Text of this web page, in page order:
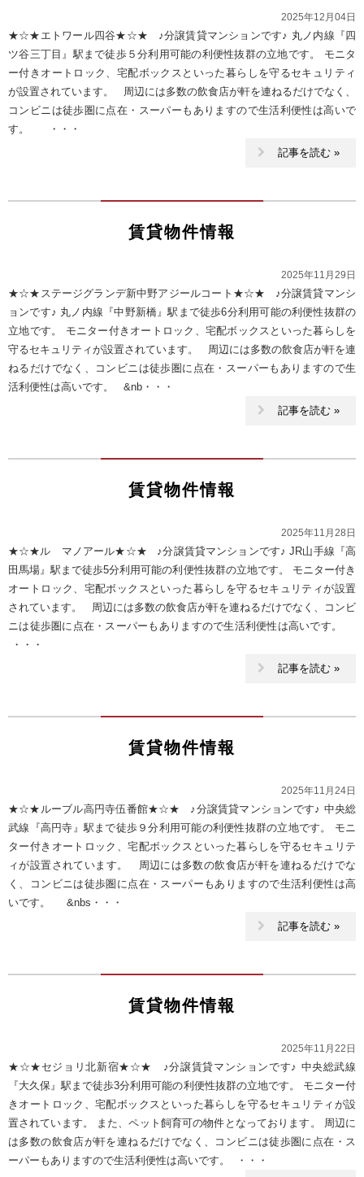
2025年12月04日
★☆★エトワール四谷★☆★ ♪分譲賃貸マンションです♪ 丸ノ内線『四
ツ谷三丁目』駅まで徒歩５分利用可能の利便性抜群の立地です。 モニタ
ー付きオートロック、宅配ボックスといった暮らしを守るセキュリティ
が設置されています。 周辺には多数の飲食店が軒を連ねるだけでなく、
コンビニは徒歩圏に点在・スーパーもありますので生活利便性は高いで
す。 ・・・
記事を読む »
賃貸物件情報
2025年11月29日
★☆★ステージグランデ新中野アジールコート★☆★ ♪分譲賃貸マンシ
ョンです♪ 丸ノ内線『中野新橋』駅まで徒歩6分利用可能の利便性抜群の
立地です。 モニター付きオートロック、宅配ボックスといった暮らしを
守るセキュリティが設置されています。 周辺には多数の飲食店が軒を連
ねるだけでなく、コンビニは徒歩圏に点在・スーパーもありますので生
活利便性は高いです。 &nb・・・
記事を読む »
賃貸物件情報
2025年11月28日
★☆★ル マノアール★☆★ ♪分譲賃貸マンションです♪ JR山手線『高
田馬場』駅まで徒歩5分利用可能の利便性抜群の立地です。 モニター付き
オートロック、宅配ボックスといった暮らしを守るセキュリティが設置
されています。 周辺には多数の飲食店が軒を連ねるだけでなく、コンビ
ニは徒歩圏に点在・スーパーもありますので生活利便性は高いです。
・・・
記事を読む »
賃貸物件情報
2025年11月24日
★☆★ルーブル高円寺伍番館★☆★ ♪分譲賃貸マンションです♪ 中央総
武線『高円寺』駅まで徒歩９分利用可能の利便性抜群の立地です。 モニ
ター付きオートロック、宅配ボックスといった暮らしを守るセキュリテ
ィが設置されています。 周辺には多数の飲食店が軒を連ねるだけでな
く、コンビニは徒歩圏に点在・スーパーもありますので生活利便性は高
いです。 &nbs・・・
記事を読む »
賃貸物件情報
2025年11月22日
★☆★セジョリ北新宿★☆★ ♪分譲賃貸マンションです♪ 中央総武線
『大久保』駅まで徒歩3分利用可能の利便性抜群の立地です。 モニター付
きオートロック、宅配ボックスといった暮らしを守るセキュリティが設
置されています。 また、ペット飼育可の物件となっております。 周辺に
は多数の飲食店が軒を連ねるだけでなく、コンビニは徒歩圏に点在・ス
ーパーもありますので生活利便性は高いです。 ・・・